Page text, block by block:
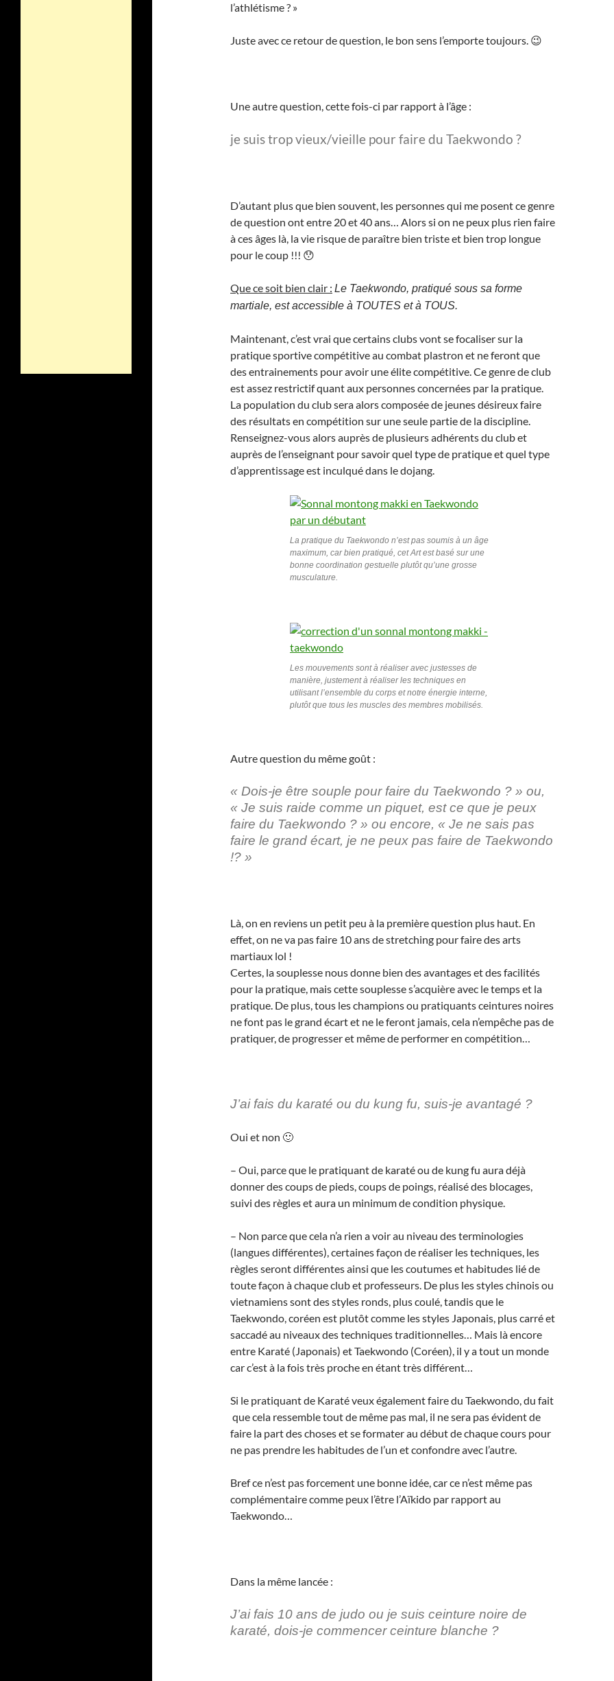
l’athlétisme ? »
Juste avec ce retour de question, le bon sens l’emporte toujours. 😉
Une autre question, cette fois-ci par rapport à l’âge :
je suis trop vieux/vieille pour faire du Taekwondo ?
D’autant plus que bien souvent, les personnes qui me posent ce genre
de question ont entre 20 et 40 ans… Alors si on ne peux plus rien faire
à ces âges là, la vie risque de paraître bien triste et bien trop longue
pour le coup !!! 😯
Que ce soit bien clair : Le Taekwondo, pratiqué sous sa forme
martiale, est accessible à TOUTES et à TOUS.
Maintenant, c’est vrai que certains clubs vont se focaliser sur la
pratique sportive compétitive au combat plastron et ne feront que
des entrainements pour avoir une élite compétitive. Ce genre de club
est assez restrictif quant aux personnes concernées par la pratique.
La population du club sera alors composée de jeunes désireux faire
des résultats en compétition sur une seule partie de la discipline.
Renseignez-vous alors auprès de plusieurs adhérents du club et
auprès de l’enseignant pour savoir quel type de pratique et quel type
d’apprentissage est inculqué dans le dojang.
La pratique du Taekwondo n’est pas soumis à un âge
maximum, car bien pratiqué, cet Art est basé sur une
bonne coordination gestuelle plutôt qu’une grosse
musculature.
Les mouvements sont à réaliser avec justesses de
manière, justement à réaliser les techniques en
utilisant l’ensemble du corps et notre énergie interne,
plutôt que tous les muscles des membres mobilisés.
Autre question du même goût :
« Dois-je être souple pour faire du Taekwondo ? » ou,
« Je suis raide comme un piquet, est ce que je peux
faire du Taekwondo ? » ou encore, « Je ne sais pas
faire le grand écart, je ne peux pas faire de Taekwondo
!? »
Là, on en reviens un petit peu à la première question plus haut. En
effet, on ne va pas faire 10 ans de stretching pour faire des arts
martiaux lol !
Certes, la souplesse nous donne bien des avantages et des facilités
pour la pratique, mais cette souplesse s’acquière avec le temps et la
pratique. De plus, tous les champions ou pratiquants ceintures noires
ne font pas le grand écart et ne le feront jamais, cela n’empêche pas de
pratiquer, de progresser et même de performer en compétition…
J’ai fais du karaté ou du kung fu, suis-je avantagé ?
Oui et non 🙂
– Oui, parce que le pratiquant de karaté ou de kung fu aura déjà
donner des coups de pieds, coups de poings, réalisé des blocages,
suivi des règles et aura un minimum de condition physique.
– Non parce que cela n’a rien a voir au niveau des terminologies
(langues différentes), certaines façon de réaliser les techniques, les
règles seront différentes ainsi que les coutumes et habitudes lié de
toute façon à chaque club et professeurs. De plus les styles chinois ou
vietnamiens sont des styles ronds, plus coulé, tandis que le
Taekwondo, coréen est plutôt comme les styles Japonais, plus carré et
saccadé au niveaux des techniques traditionnelles… Mais là encore
entre Karaté (Japonais) et Taekwondo (Coréen), il y a tout un monde
car c’est à la fois très proche en étant très différent…
Si le pratiquant de Karaté veux également faire du Taekwondo, du fait
que cela ressemble tout de même pas mal, il ne sera pas évident de
faire la part des choses et se formater au début de chaque cours pour
ne pas prendre les habitudes de l’un et confondre avec l’autre.
Bref ce n’est pas forcement une bonne idée, car ce n’est même pas
complémentaire comme peux l’être l’Aïkido par rapport au
Taekwondo…
Dans la même lancée :
J’ai fais 10 ans de judo ou je suis ceinture noire de
karaté, dois-je commencer ceinture blanche ?